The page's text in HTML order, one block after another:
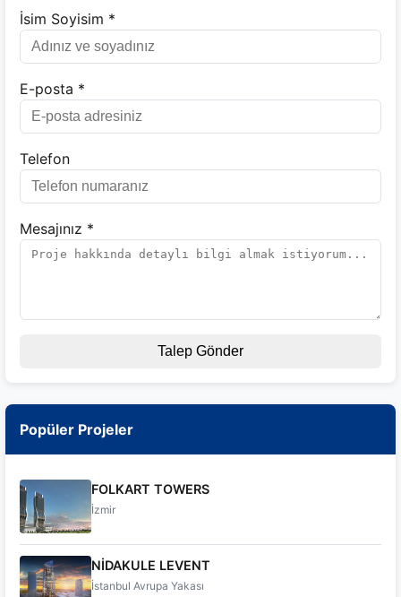
İsim Soyisim *
E-posta *
Telefon
Mesajınız *
Talep Gönder
Popüler Projeler
FOLKART TOWERS
İzmir
NİDAKULE LEVENT
İstanbul Avrupa Yakası